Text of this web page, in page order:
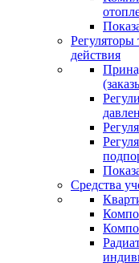
Регуляторы
действия
Средства